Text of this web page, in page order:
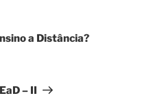
a Distância?
– II